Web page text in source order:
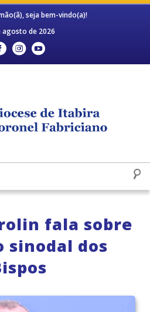
seja bem-vindo(a)!
agosto de 2026
fala sobre
sinodal dos